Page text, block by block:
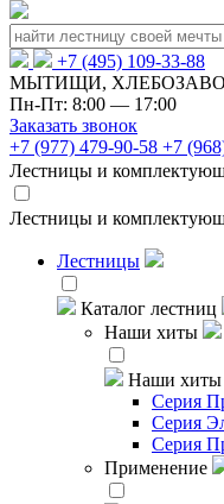
+7 (495) 109-33-88
МЫТИЩИ,
Пн-Пт: 8:00 — 17:00
Заказать звонок
+7 (977) 479-90-58 +7
Лестницы и
Лестницы и
Лестницы
Каталог лестниц
Наши хиты
Наши хиты
Серия
Серия
Серия
Применение